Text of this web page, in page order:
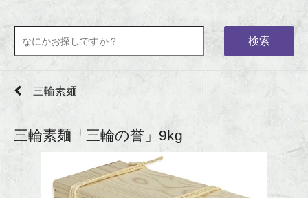
検索
三輪素麺
三輪素麺「三輪の誉」9kg